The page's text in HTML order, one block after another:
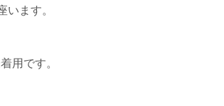
ます。
用です。